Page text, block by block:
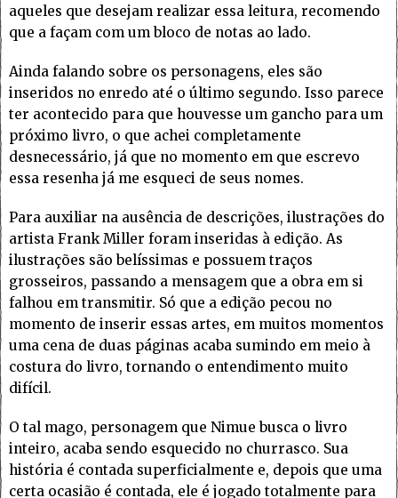
aqueles que desejam realizar essa leitura, recomendo
que a façam com um bloco de notas ao lado.
Ainda falando sobre os personagens, eles são
inseridos no enredo até o último segundo. Isso parece
ter acontecido para que houvesse um gancho para um
próximo livro, o que achei completamente
desnecessário, já que no momento em que escrevo
essa resenha já me esqueci de seus nomes.
Para auxiliar na ausência de descrições, ilustrações do
artista Frank Miller foram inseridas à edição. As
ilustrações são belíssimas e possuem traços
grosseiros, passando a mensagem que a obra em si
falhou em transmitir. Só que a edição pecou no
momento de inserir essas artes, em muitos momentos
uma cena de duas páginas acaba sumindo em meio à
costura do livro, tornando o entendimento muito
difícil.
O tal mago, personagem que Nimue busca o livro
inteiro, acaba sendo esquecido no churrasco. Sua
história é contada superficialmente e, depois que uma
certa ocasião é contada, ele é jogado totalmente para